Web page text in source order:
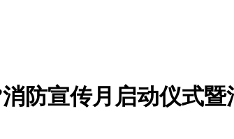
防宣传月启动仪式暨